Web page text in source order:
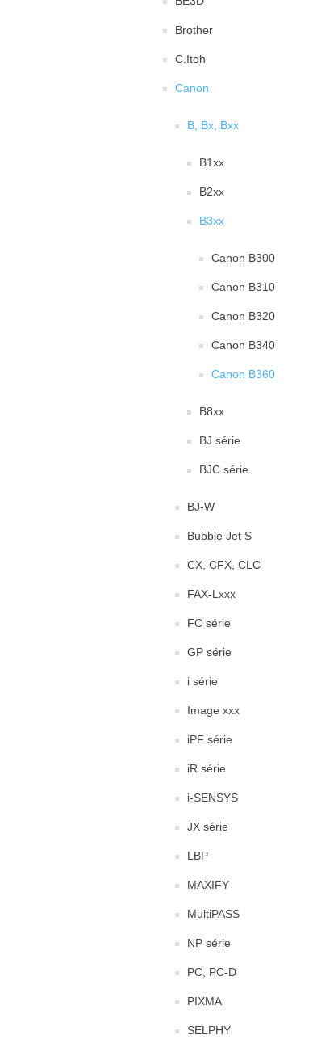
Brother
C.Itoh
Canon
B, Bx, Bxx
B1xx
B2xx
B3xx
Canon B300
Canon B310
Canon B320
Canon B340
Canon B360
B8xx
BJ série
BJC série
BJ-W
Bubble Jet S
CX, CFX, CLC
FAX-Lxxx
FC série
GP série
i série
Image xxx
iPF série
iR série
i-SENSYS
JX série
LBP
MAXIFY
MultiPASS
NP série
PC, PC-D
PIXMA
SELPHY